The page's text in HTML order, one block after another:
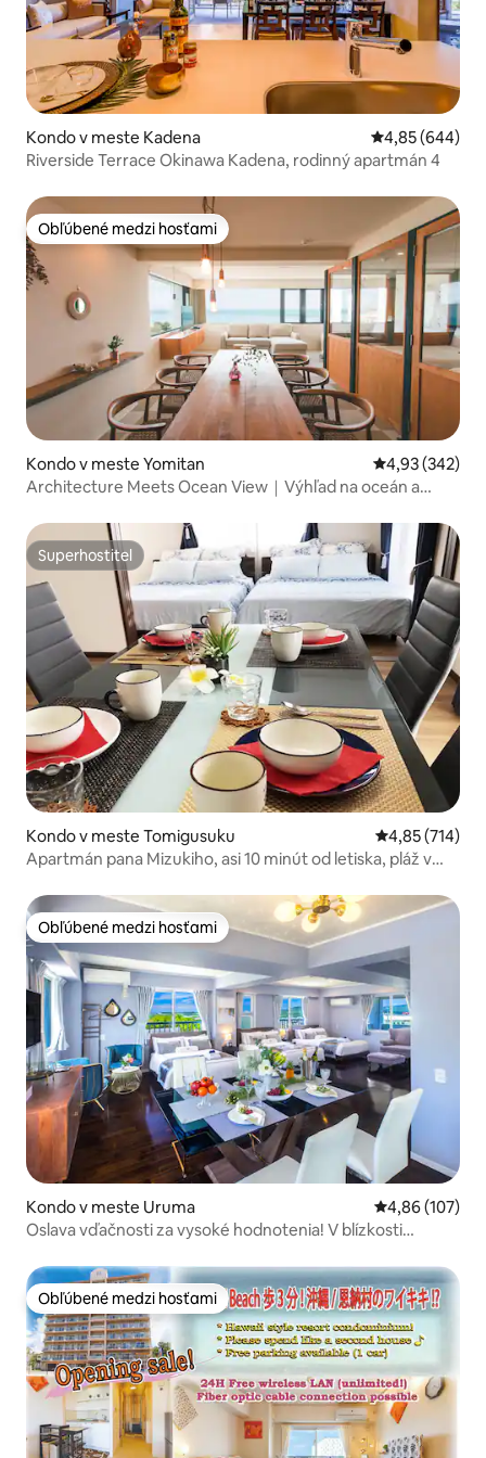
Kondo v meste Kadena Priemerné
4,85 (644)
Riverside Terrace Okinawa Kadena, rodinný apartmán 4
Obľúbené medzi hosťami
Obľúbené medzi hosťami
Kondo v meste Yomitan Priemerné
4,93 (342)
Architecture Meets Ocean View｜Výhľad na oceán a
Superhostiteľ
Superhostiteľ
Kondo v meste Tomigusuku Priemerné
4,85 (714)
Apartmán pana Mizukiho, asi 10 minút od letiska, pláž v
apartmán.
Obľúbené medzi hosťami
Obľúbené medzi hosťami
Kondo v meste Uruma Priemerné
4,86 (107)
Oslava vďačnosti za vysoké hodnotenia! V blízkosti
dediny Onna, Chatan a Nago!
Obľúbené medzi hosťami
Obľúbené medzi hosťami